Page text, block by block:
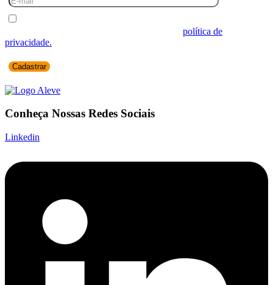
política de
privacidade.
Conheça Nossas Redes Sociais
Linkedin